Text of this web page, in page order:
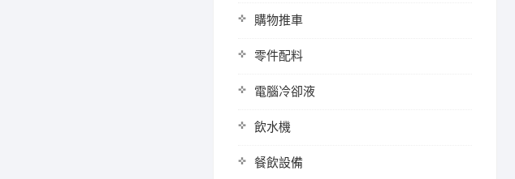
購物推車
零件配料
電腦冷卻液
飲水機
餐飲設備